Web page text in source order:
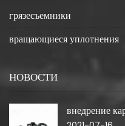
грязесъемники
вращающиеся уплотнения
НОВОСТИ
внедрение